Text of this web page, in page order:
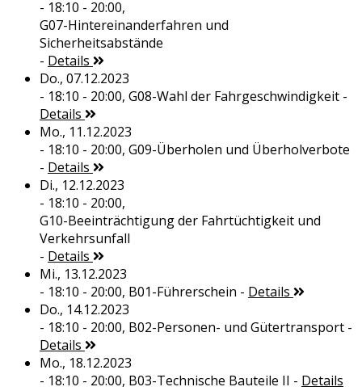
- 18:10 - 20:00,
G07-Hintereinanderfahren und
Sicherheitsabstände
- Details
Do., 07.12.2023
- 18:10 - 20:00, G08-Wahl der Fahrgeschwindigkeit-
Details
Mo., 11.12.2023
- 18:10 - 20:00, G09-Überholen und Überholverbote
- Details
Di., 12.12.2023
- 18:10 - 20:00,
G10-Beeinträchtigung der Fahrtüchtigkeit und
Verkehrsunfall
- Details
Mi., 13.12.2023
- 18:10 - 20:00, B01-Führerschein - Details
Do., 14.12.2023
- 18:10 - 20:00, B02-Personen- und Gütertransport-
Details
Mo., 18.12.2023
- 18:10 - 20:00, B03-Technische Bauteile II - Details